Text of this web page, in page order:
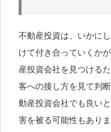
不動産投資は、いかに
けて付き合っていくか
産投資会社を見つける
客への接し方を見て判
動産投資会社でも良い
害を被る可能性もあり